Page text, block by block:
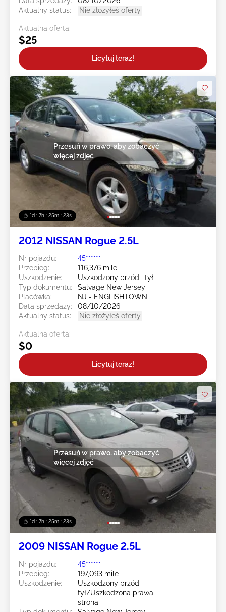
Aktualny status:
Nie złożyłeś oferty
Aktualna oferta:
$25
Licytuj teraz!
1d : 7h : 25m : 20s
Przesuń w prawo, aby zobaczyć
więcej zdjęć
2012 NISSAN Rogue 2.5L
Nr pojazdu:
45******
Przebieg:
116,376 mile
Uszkodzenie:
Uszkodzony przód i tył
Typ dokumentu:
Salvage New Jersey
Placówka:
NJ - ENGLISHTOWN
Data sprzedaży:
08/10/2026
Aktualny status:
Nie złożyłeś oferty
Aktualna oferta:
$0
Licytuj teraz!
1d : 7h : 25m : 20s
Przesuń w prawo, aby zobaczyć
więcej zdjęć
2009 NISSAN Rogue 2.5L
Nr pojazdu:
45******
Przebieg:
197,093 mile
Uszkodzenie:
Uszkodzony przód i
tył/Uszkodzona prawa
strona